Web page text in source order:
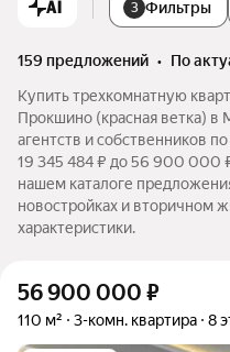
AI 3 Фильтры
159 предложений •
по
Купить трехкомнатную
Прокшино (красная ветка)
агентств и собственников
19 345 484 ₽ до 56 900 000
нашем каталоге
новостройках и вторичном
характеристики.
56 900 000 ₽
110 м² 3-комн. квартира 8